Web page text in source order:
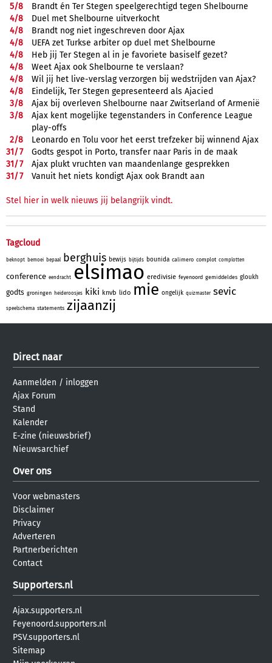
5/8
Brandt én Ter Stegen speelgerechtigd tegen Shelbourne
4/8
Duel met Shelbourne uitverkocht
4/8
Brandt nog niet ingeschreven door Ajax
4/8
UEFA zet Turkse arbiter op duel met Shelbourne
4/8
Heb jij Ter Stegen al in je favoriete basiself gezet?
4/8
Weet Ajax ook Shelbourne te verslaan?
4/8
Wil jij het live-verslag verzorgen bij wedstrijden van Ajax?
4/8
Eindelijk, Ter Stegen gepresenteerd als Ajacied
3/8
Ajax bij overleven Shelbourne naar Zwitserland of Armenië
3/8
Ajax kent mogelijke tegenstanders in Conference League
play-offs
2/8
Leonardo en Tolu voor het eerst trefzeker bij winnend Ajax
31/7
Godts gespot in Porto, transfer naar Paris in de maak
31/7
Ajax plukt vruchten van maandenlange gesprekken
31/7 Vanuit het niets kondigt Ajax ook Brandt aan
Stel hier in welk nieuws jij belangrijk vindt.
Tagcloud
beknopt bemoei bepaal berghuis bewijs bijtijds bounida calimero complot complotten
conference eendracht elsimao eredivisie feyenoord gemiddeldes gloukh
godts groningen heideroosjes kiki knvb lido mie ongelijk quizmaster sevic
speelschema statements zijaanzij
Direct naar
Aanmelden / inloggen
Ajax Forum
Stand
Kalender
E-zine (nieuwsbrief)
Nieuwsarchief
Over ons
Voor webmasters
Disclaimer
Privacy
Adverteren
Partnerberichten
Contact
Supporters.nl
Ajax.supporters.nl
Feyenoord.supporters.nl
PSV.supporters.nl
Sitemap